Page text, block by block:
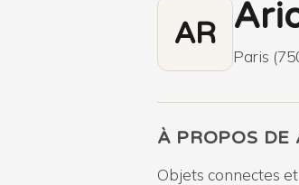
AR
Paris
À PROPOS DE
Objets connectes